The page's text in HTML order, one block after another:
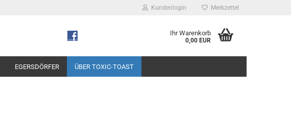
Kundenlogin Merkzettel
Ihr Warenkorb
0,00 EUR
EGERSDÖRFER ÜBER TOXIC-TOAST